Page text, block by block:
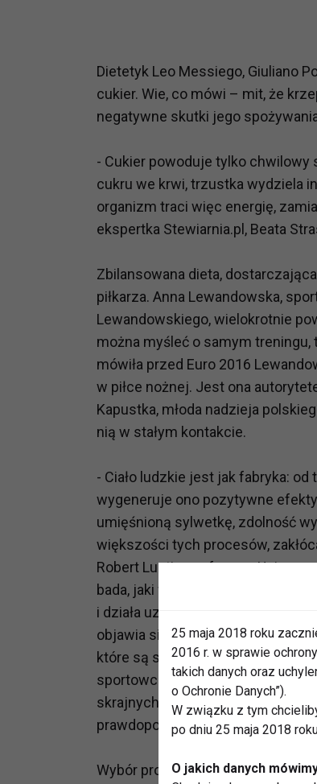
Dietetyk Leo Messiego, Giuliano
cukier. Wie, co mówi – mit, że
negatywne skutki jego
- Cukier powoduje tylko
cukru we krwi, trzustka wydziela
organizm traci więc energię,
ekspertka Stewiarnia.pl, Beata
Zbilansowana dieta,
piłkarza. Anna Lewandowska,
Lewandowskiego, wielokrotnie
można myśleć o samym
mówiła przed Euro 2016
w piłce nożnej. Jest ona
Kapustka, młoda nadzieja
nią w stałym kontakcie.
- Ciało ludzkie jest jak fabryka:
wygeneruje ono pozytywne
umięśnioną sylwetkę, zdolność
większości tych procesów,
Robert Lustig, profesor z
bada, jaki wpływ na organizm ma
i działa uzależniająco jak
objawia się zaburzeniami
które są szczególnie potrzebne
sportowca – jego spożywanie
skrajnych przypadkach
prawdopodobieństwo
Wybór produktów dostępnych na
25 maja 2018 roku
2016 r. w sprawie
takich danych oraz
o Ochronie Danych”).
W związku z tym
po dniu 25 maja 2018
O jakich danych